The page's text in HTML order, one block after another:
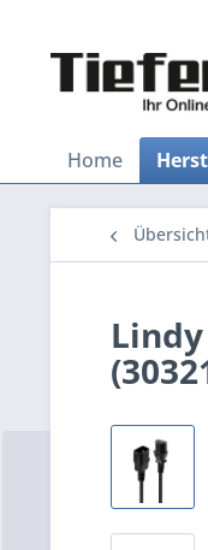
Home